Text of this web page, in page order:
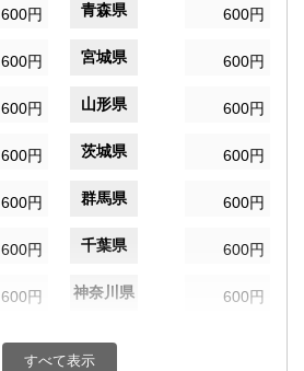
600円 青森県 600円
600円 宮城県 600円
600円 山形県 600円
600円 茨城県 600円
600円 群馬県 600円
600円 千葉県 600円
600円 神奈川県 600円
600円 富山県
すべて表示